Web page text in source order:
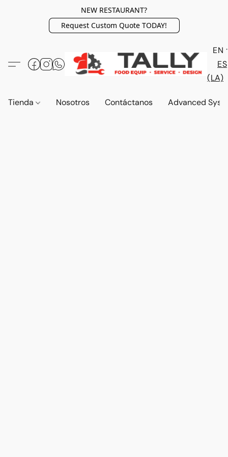
NEW RESTAURANT?
Request Custom Quote TODAY!
EN
ES
(LA)
Tienda Nosotros Contáctanos Advanced